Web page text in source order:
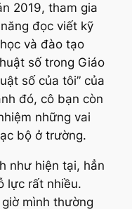
2019, tham gia
đọc viết kỹ
và đào tạo
số trong Giáo
số của tôi” của
đó, cô bạn còn
những vai
bộ ở trường.
như hiện tại, hẳn
lực rất nhiều.
mình thường